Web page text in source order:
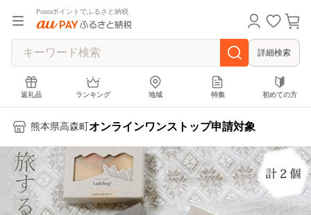
Pontaポイントでふるさと納税
詳細検索
返礼品 ランキング 地域 特集 初めての方
熊本県高森町 オンラインワンストップ申請対象